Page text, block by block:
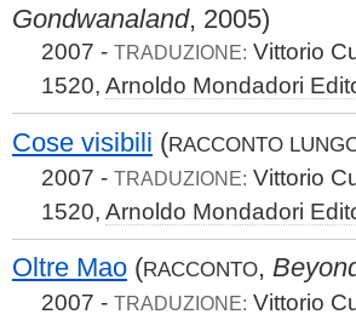
Gondwanaland, 2005)
2007 - TRADUZIONE: Vittorio
1520, Arnoldo Mondadori
Cose visibili (RACCONTO
2007 - TRADUZIONE: Vittorio
1520, Arnoldo Mondadori
Oltre Mao (RACCONTO,
2007 - TRADUZIONE: Vittorio